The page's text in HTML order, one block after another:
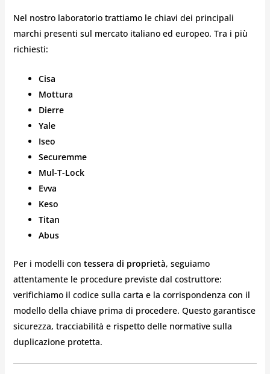
Nel nostro laboratorio trattiamo le chiavi dei principali
marchi presenti sul mercato italiano ed europeo. Tra i più
richiesti:
Cisa
Mottura
Dierre
Yale
Iseo
Securemme
Mul-T-Lock
Evva
Keso
Titan
Abus
Per i modelli con tessera di proprietà, seguiamo
attentamente le procedure previste dal costruttore:
verifichiamo il codice sulla carta e la corrispondenza con il
modello della chiave prima di procedere. Questo garantisce
sicurezza, tracciabilità e rispetto delle normative sulla
duplicazione protetta.